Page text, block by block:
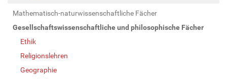
Mathematisch-naturwissenschaftliche Fächer
Gesellschaftswissenschaftliche und philosophische Fächer
Ethik
Religionslehren
Geographie